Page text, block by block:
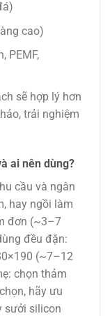
cao)
PEMF,
sẽ hợp lý hơn
trải nghiệm
ai nên dùng?
cầu và ngân
hay ngồi làm
đơn (~3–7
đều đặn:
(~7–12
chọn thảm
hãy ưu
sưởi silicon